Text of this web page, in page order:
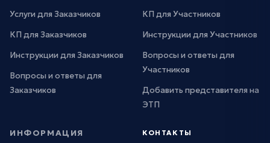
Услуги для Заказчиков
КП для Заказчиков
Инструкции для Заказчиков
Вопросы и ответы для
Заказчиков
КП для Участников
Инструкции для Участников
Вопросы и ответы для
Участников
Добавить представителя на
ЭТП
ИНФОРМАЦИЯ КОНТАКТЫ